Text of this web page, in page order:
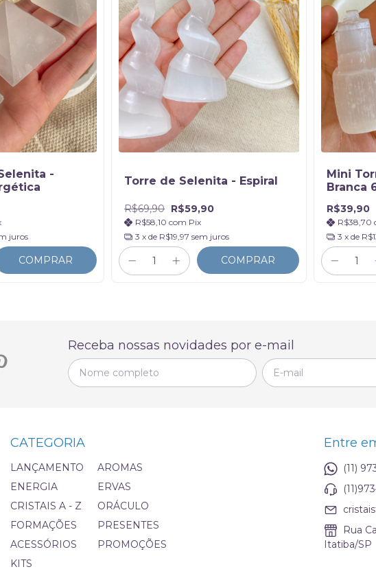
-
juros
COMPRAR
Torre de Selenita - Espiral
R$69,90 R$59,90
R$58,10 com Pix
3 x de R$19,97 sem juros
COMPRAR
Mini
Branca
R$39,90
R$38,70
3 x de
Receba nossas novidades por e-mail
CATEGORIA
LANÇAMENTO
ENERGIA
CRISTAIS A - Z
FORMAÇÕES
ACESSÓRIOS
KITS
AROMAS
ERVAS
ORÁCULO
PRESENTES
PROMOÇÕES
Entre
(11)
Rua
Itatiba/SP